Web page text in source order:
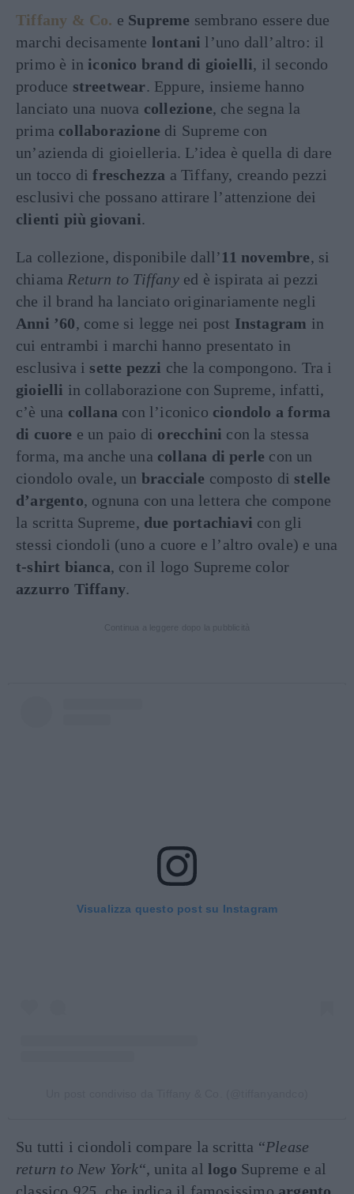
Tiffany & Co. e Supreme sembrano essere due
marchi decisamente lontani l’uno dall’altro: il
primo è in iconico brand di gioielli, il secondo
produce streetwear. Eppure, insieme hanno
lanciato una nuova collezione, che segna la
prima collaborazione di Supreme con
un’azienda di gioielleria. L’idea è quella di dare
un tocco difreschezza a Tiffany, creando pezzi
esclusivi che possano attirare l’attenzione dei
clienti più giovani.
La collezione, disponibile dall’11 novembre, si
chiama Return to Tiffanyed è ispirata ai pezzi
che il brand ha lanciato originariamente negli
Anni ’60, come si legge nei post Instagram in
cui entrambi i marchi hanno presentato in
esclusiva i sette pezzi che la compongono. Tra i
gioielli in collaborazione con Supreme, infatti,
c’è una collana con l’iconico ciondolo a forma
di cuore e un paio di orecchini con la stessa
forma, ma anche una collana di perle con un
ciondolo ovale, un bracciale composto di stelle
d’argento, ognuna con una lettera che compone
la scritta Supreme, due portachiavi con gli
stessi ciondoli (uno a cuore e l’altro ovale) e una
t-shirt bianca, con il logo Supreme color
azzurro Tiffany.
Visualizza questo post su Instagram
Su tutti i ciondoli compare la scritta “Please
return to New York“, unita al logo Supreme e al